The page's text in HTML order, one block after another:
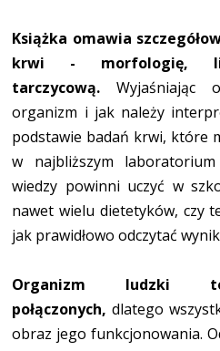
Książka omawia
krwi - morfologię,
tarczycową. Wyjaśniając
organizm i jak należy
podstawie badań krwi, które
w najbliższym
wiedzy powinni uczyć w
nawet wielu dietetyków, czy
jak prawidłowo odczytać
Organizm ludzki
połączonych, dlatego
obraz jego funkcjonowania.